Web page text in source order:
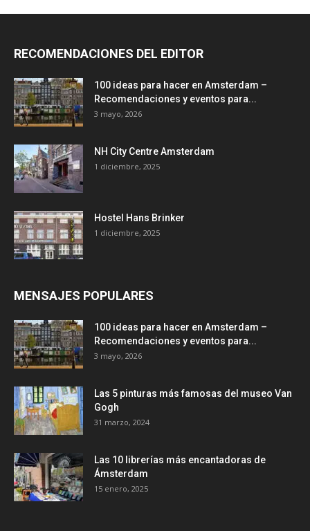
RECOMENDACIONES DEL EDITOR
100 ideas para hacer en Amsterdam –
Recomendaciones y eventos para...
3 mayo, 2026
NH City Centre Amsterdam
1 diciembre, 2025
Hostel Hans Brinker
1 diciembre, 2025
MENSAJES POPULARES
100 ideas para hacer en Amsterdam –
Recomendaciones y eventos para...
3 mayo, 2026
Las 5 pinturas más famosas del museo Van
Gogh
31 marzo, 2024
Las 10 librerías más encantadoras de
Ámsterdam
15 enero, 2025